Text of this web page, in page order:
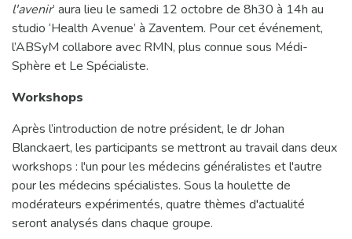
l'avenir’ aura lieu le samedi 12 octobre de 8h30 à 14h au
studio ‘Health Avenue’ à Zaventem. Pour cet événement,
l’ABSyM collabore avec RMN, plus connue sous Médi-
Sphère et Le Spécialiste.
Workshops
Après l’introduction de notre président, le dr Johan
Blanckaert, les participants se mettront au travail dans deux
workshops : l'un pour les médecins généralistes et l'autre
pour les médecins spécialistes. Sous la houlette de
modérateurs expérimentés, quatre thèmes d'actualité
seront analysés dans chaque groupe.